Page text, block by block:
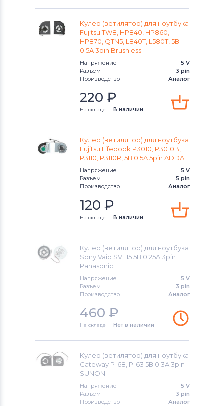
Вентиляторы (кулеры)Fujitsu
Вентиляторы (кулеры)Clevo
Вентиляторы (кулеры)
Вентиляторы (кулеры)Haier
Вентиляторы (кулеры)KFTYR
Вентиляторы (кулеры)
Вентиляторы (кулеры)
Вентиляторы (кулеры)
Вентиляторы (кулеры)Toshiba
Вентиляторы (кулеры)Acer
Вентиляторы (кулеры)
Универсальный
Вентиляторы (кулеры)
Вентиляторы (кулеры)Casper
Кулер (ветилятор) для ноутбука
Fujitsu TW8, HP840, HP860,
HP870, QTN5, L840T, L580T, 5В
0.5A 3pin Brushless
Напряжение
5 V
Разъем
3 pin
Производство
Аналог
220 ₽
На складе В наличии
Кулер (ветилятор) для ноутбука
Fujitsu Lifebook P3010, P3010B,
P3110, P3110R, 5В 0.5A 5pin ADDA
Напряжение
5 V
Разъем
5 pin
Производство
Аналог
120 ₽
На складе В наличии
Кулер (ветилятор) для ноутбука
Sony Vaio SVE15 5В 0.25A 3pin
Panasonic
Напряжение
5 V
Разъем
3 pin
Производство
Аналог
460 ₽
На складе Нет в наличии
Кулер (ветилятор) для ноутбука
Gateway P-68, P-63 5В 0.3A 3pin
SUNON
Напряжение
5 V
Разъем
3 pin
Производство
Аналог